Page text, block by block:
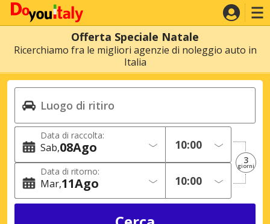
Offerta Speciale Natale
Ricerchiamo fra le migliori agenzie di noleggio auto in
Italia
Data di raccolta:
Sab 08Ago
Data di ritorno:
Mar 11Ago
3
giorni